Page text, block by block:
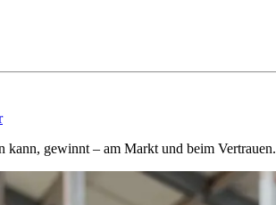
kann, gewinnt – am Markt und beim Vertrauen.